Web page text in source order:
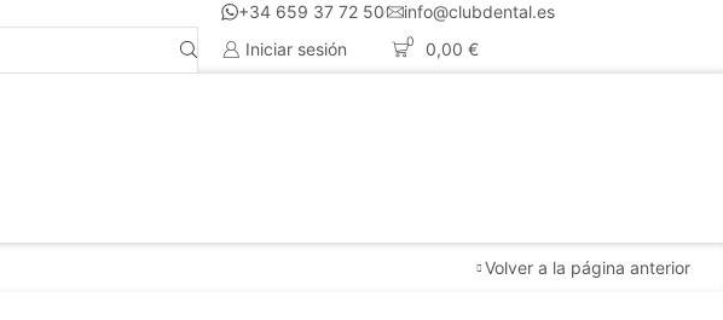
+34 659 37 72 50
info@clubdental.es
Iniciar sesión
0 0,00 €
Volver a la página anterior